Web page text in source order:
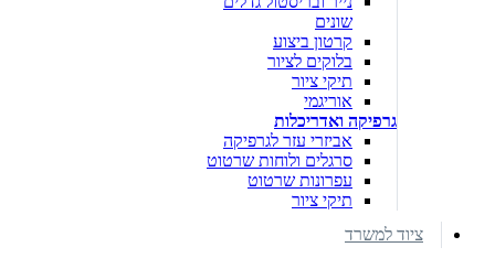
שונים
קרטון ביצוע
בלוקים לציור
תיקי ציור
אוריגמי
גרפיקה ואדריכלות
אביזרי עזר לגרפיקה
סרגלים ולוחות שרטוט
עפרונות שרטוט
תיקי ציור
ציוד למשרד